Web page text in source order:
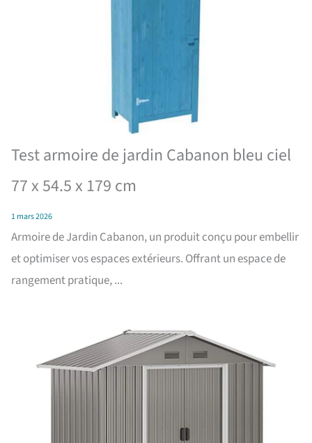
Test armoire de jardin Cabanon bleu ciel
77 x 54.5 x 179 cm
1 mars 2026
Armoire de Jardin Cabanon, un produit conçu pour embellir
et optimiser vos espaces extérieurs. Offrant un espace de
rangement pratique, ...